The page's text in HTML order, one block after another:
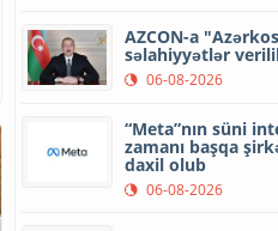
AZCON-a
səlahiyyətlər
06-08-2026
“Meta”nın süni
zamanı başqa
daxil olub
06-08-2026